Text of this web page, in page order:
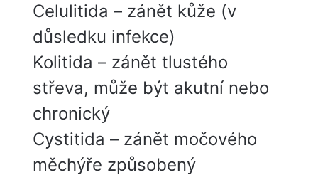
Celulitida – zánět kůže (v
důsledku infekce)
Kolitida – zánět tlustého
střeva, může být akutní nebo
chronický
Cystitida – zánět močového
měchýře způsobený